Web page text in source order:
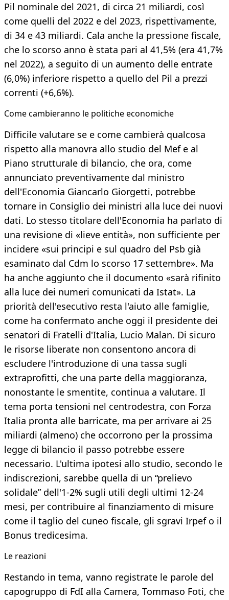
Pil nominale del 2021, di circa 21 miliardi, così
come quelli del 2022 e del 2023, rispettivamente,
di 34 e 43 miliardi. Cala anche la pressione fiscale,
che lo scorso anno è stata pari al 41,5% (era 41,7%
nel 2022), a seguito di un aumento delle entrate
(6,0%) inferiore rispetto a quello del Pil a prezzi
correnti (+6,6%).
​Come cambieranno le politiche economiche
Difficile valutare se e come cambierà qualcosa
rispetto alla manovra allo studio del Mef e al
Piano strutturale di bilancio, che ora, come
annunciato preventivamente dal ministro
dell'Economia Giancarlo Giorgetti, potrebbe
tornare in Consiglio dei ministri alla luce dei nuovi
dati. Lo stesso titolare dell'Economia ha parlato di
una revisione di «lieve entità», non sufficiente per
incidere «sui principi e sul quadro del Psb già
esaminato dal Cdm lo scorso 17 settembre». Ma
ha anche aggiunto che il documento «sarà rifinito
alla luce dei numeri comunicati da Istat». La
priorità dell'esecutivo resta l'aiuto alle famiglie,
come ha confermato anche oggi il presidente dei
senatori di Fratelli d'Italia, Lucio Malan. Di sicuro
le risorse liberate non consentono ancora di
escludere l'introduzione di una tassa sugli
extraprofitti, che una parte della maggioranza,
nonostante le smentite, continua a valutare. Il
tema porta tensioni nel centrodestra, con Forza
Italia pronta alle barricate, ma per arrivare ai 25
miliardi (almeno) che occorrono per la prossima
legge di bilancio il passo potrebbe essere
necessario. L'ultima ipotesi allo studio, secondo le
indiscrezioni, sarebbe quella di un “prelievo
solidale” dell'1-2% sugli utili degli ultimi 12-24
mesi, per contribuire al finanziamento di misure
come il taglio del cuneo fiscale, gli sgravi Irpef o il
Bonus tredicesima.
Le reazioni
Restando in tema, vanno registrate le parole del
capogruppo di FdI alla Camera, Tommaso Foti, che